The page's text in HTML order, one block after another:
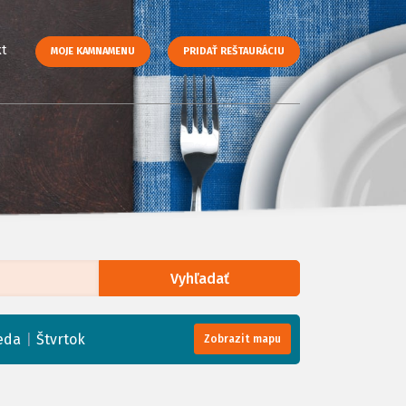
MOJE KAMNAMENU PRIDAŤ REŠTAURÁCIU
Vyhľadať
Štvrtok Zobrazit mapu